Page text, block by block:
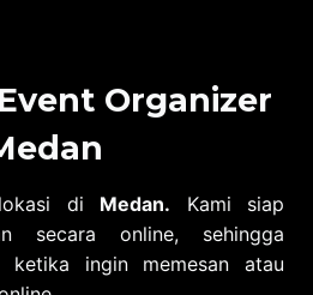
Organizer
di Medan. Kami siap
secara online, sehingga
ketika ingin memesan atau